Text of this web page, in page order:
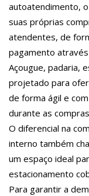
autoatendimento, o
suas próprias
atendentes, de
pagamento
Açougue, padaria,
projetado para
de forma ágil e
durante as
O diferencial na
interno também
um espaço ideal
estacionamento
Para garantir a